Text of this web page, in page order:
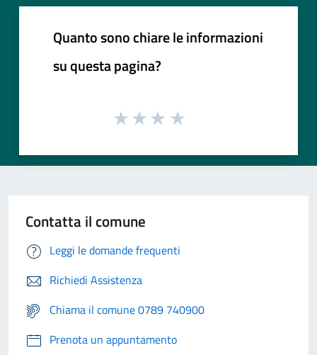
Quanto sono chiare le informazioni
su questa pagina?
Contatta il comune
Leggi le domande frequenti
Richiedi Assistenza
Chiama il comune 0789 740900
Prenota un appuntamento